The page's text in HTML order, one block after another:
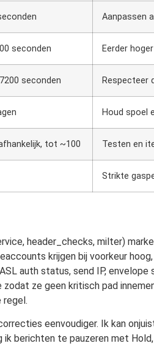
Aanpassen
seconden Eerder
seconden Respecteer
Houd spoel
tot ~100 Testen en
Strikte
header_checks, milter)
krijgen bij voorkeur
auth status, send IP, envelope
ze geen kritisch pad
regel.
eenvoudiger. Ik kan
berichten te pauzeren met